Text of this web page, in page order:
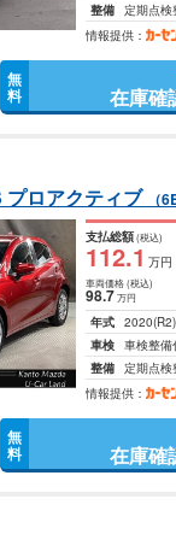
整備 定期点検
情報提供：
無
料 在庫確
プロアクティブ （
支払総額(税込)
112.1 万円
車両価格(税込)
98.7万円
年式 2020(R2)
車検 車検整備
整備 定期点検
情報提供：
無
料 在庫確